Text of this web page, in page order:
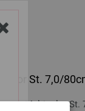
St. 7,0/
trä: Multicolor St.